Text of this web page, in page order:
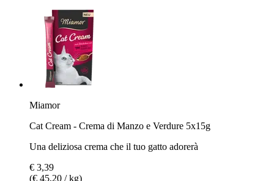
Miamor
Cat Cream - Crema di Manzo e Verdure 5x15g
Una deliziosa crema che il tuo gatto adorerà
€ 3,39
(€ 45,20 / kg)